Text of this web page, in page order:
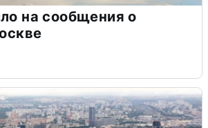
на сообщения о